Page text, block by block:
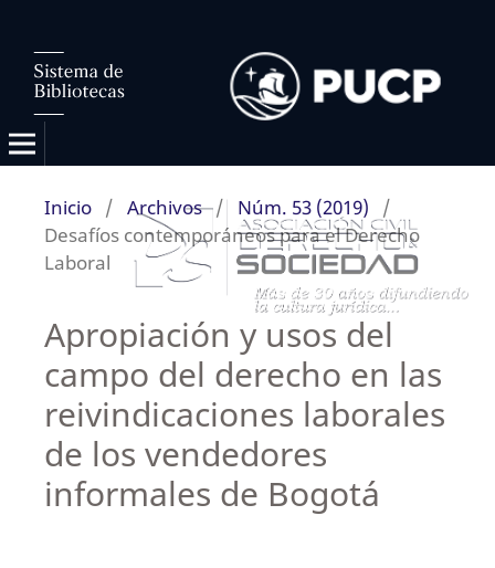
Inicio / Archivos / Núm. 53 (2019)
/
Desafíos contemporáneos para el Derecho
Laboral
Apropiación y usos del
campo del derecho en las
reivindicaciones laborales
de los vendedores
informales de Bogotá